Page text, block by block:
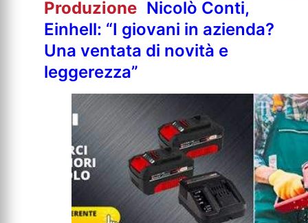
Produzione Nicolò Conti,
Einhell: “I giovani in azienda?
Una ventata di novità e
leggerezza”